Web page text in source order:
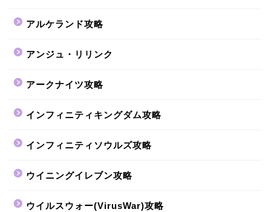
アルケランド攻略
アンジュ・リリンク
アークナイツ攻略
インフィニティキングダム攻略
インフィニティソウルズ攻略
ウイニングイレブン攻略
ウイルスウォー(VirusWar)攻略